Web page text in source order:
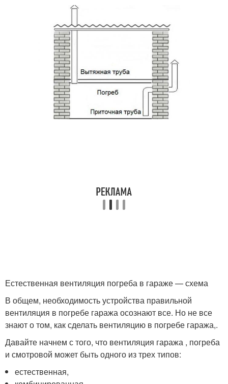
Естественная вентиляция погреба в гараже — схема
В общем, необходимость устройства правильной
вентиляция в погребе гаража осознают все. Но не все
знают о том, как сделать вентиляцию в погребе гаража,.
Давайте начнем с того, что вентиляция гаража , погреба
и смотровой может быть одного из трех типов:
естественная,